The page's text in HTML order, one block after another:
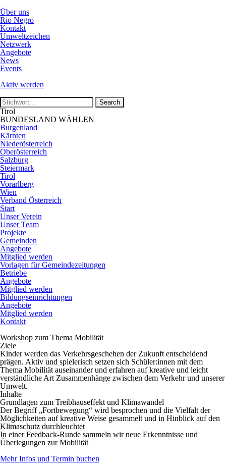
Über uns
Rio Negro
Kontakt
Umweltzeichen
Netzwerk
Angebote
News
Events
Aktiv werden
Tirol
BUNDESLAND WÄHLEN
Burgenland
Kärnten
Niederösterreich
Oberösterreich
Salzburg
Steiermark
Tirol
Vorarlberg
Wien
Verband Österreich
Start
Unser Verein
Unser Team
Projekte
Gemeinden
Angebote
Mitglied werden
Vorlagen für Gemeindezeitungen
Betriebe
Angebote
Mitglied werden
Bildungseinrichtungen
Angebote
Mitglied werden
Kontakt
Workshop zum Thema Mobilität
Ziele
Kinder werden das Verkehrsgeschehen der Zukunft entscheidend
prägen. Aktiv und spielerisch setzen sich Schüler:innen mit dem
Thema Mobilität auseinander und erfahren auf kreative und leicht
verständliche Art Zusammenhänge zwischen dem Verkehr und unserer
Umwelt.
Inhalte
Grundlagen zum Treibhauseffekt und Klimawandel
Der Begriff „Fortbewegung“ wird besprochen und die Vielfalt der
Möglichkeiten auf kreative Weise gesammelt und in Hinblick auf den
Klimaschutz durchleuchtet
In einer Feedback-Runde sammeln wir neue Erkenntnisse und
Überlegungen zur Mobilität
Mehr Infos und Termin buchen